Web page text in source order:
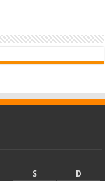
S
D